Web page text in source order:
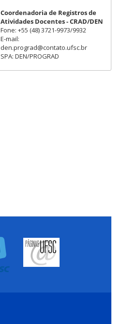
Coordenadoria de Registros de
Atividades Docentes - CRAD/DEN
Fone: +55 (48) 3721-9973/9932
E-mail:
den.prograd@contato.ufsc.br
SPA: DEN/PROGRAD